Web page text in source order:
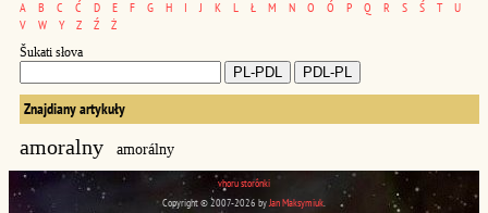
A B C Ć D E F G H I J K L Ł M N O Ó P Q R S Ś T
U
V
W Y Z Ź Ż
Šukati słova
Znajdiany artykuły
amoralny amorálny
vhoru storônki
Copyright © 2007-2026 byJan Maksymiuk